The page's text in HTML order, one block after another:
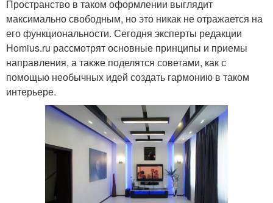
Пространство в таком оформлении выглядит
максимально свободным, но это никак не отражается на
его функциональности. Сегодня эксперты редакции
Homius.ru рассмотрят основные принципы и приемы
направления, а также поделятся советами, как с
помощью необычных идей создать гармонию в таком
интерьере.